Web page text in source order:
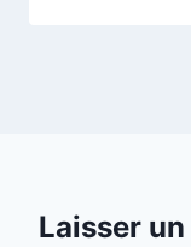
Laisser